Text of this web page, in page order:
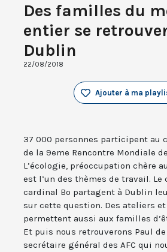
Des familles du
entier se
Dublin
22/08/2018
Ajouter à ma
37 000 personnes participent au
de la 9eme Rencontre Mondiale
L’écologie, préoccupation chère
est l’un des thèmes de travail. Le
cardinal Bo partagent à Dublin
sur cette question. Des ateliers
permettent aussi aux familles
Et puis nous retrouverons Paul
secrétaire général des AFC qui